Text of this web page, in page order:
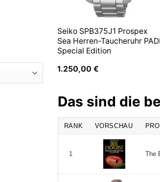
Seiko SPB375J1 Prospex
Sea Herren-Taucheruhr PADI
Special Edition
1.250,00€
Das sind die
RANK VORSCHAU
1 The